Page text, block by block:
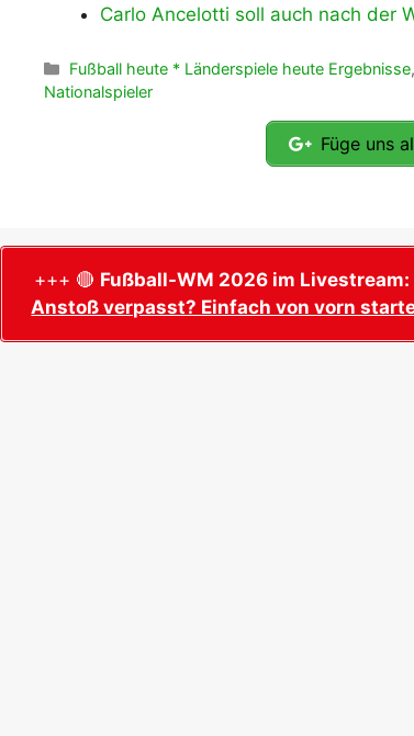
Carlo Ancelotti soll auch nach der
Kategorien
Fußball heute * Länderspiele heute Ergebnisse,
Nationalspieler
Füge uns
+++ 🔴 Fußball-WM 2026 im Livestream:
Anstoß verpasst? Einfach von vorn